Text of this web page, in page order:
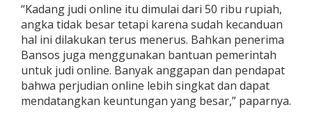
O
n
l
i
n
e
“Kadang judi online itu dimulai dari 50 ribu rupiah,
angka tidak besar tetapi karena sudah kecanduan
hal ini dilakukan terus menerus. Bahkan penerima
Bansos juga menggunakan bantuan pemerintah
untuk judi online. Banyak anggapan dan pendapat
bahwa perjudian online lebih singkat dan dapat
mendatangkan keuntungan yang besar,” paparnya.